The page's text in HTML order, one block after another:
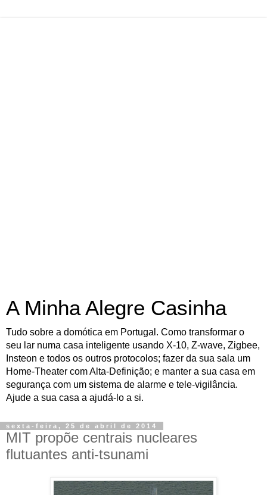
A Minha Alegre Casinha
Tudo sobre a domótica em Portugal. Como transformar o
seu lar numa casa inteligente usando X-10, Z-wave, Zigbee,
Insteon e todos os outros protocolos; fazer da sua sala um
Home-Theater com Alta-Definição; e manter a sua casa em
segurança com um sistema de alarme e tele-vigilância.
Ajude a sua casa a ajudá-lo a si.
sexta-feira, 25 de abril de 2014
MIT propõe centrais nucleares
flutuantes anti-tsunami